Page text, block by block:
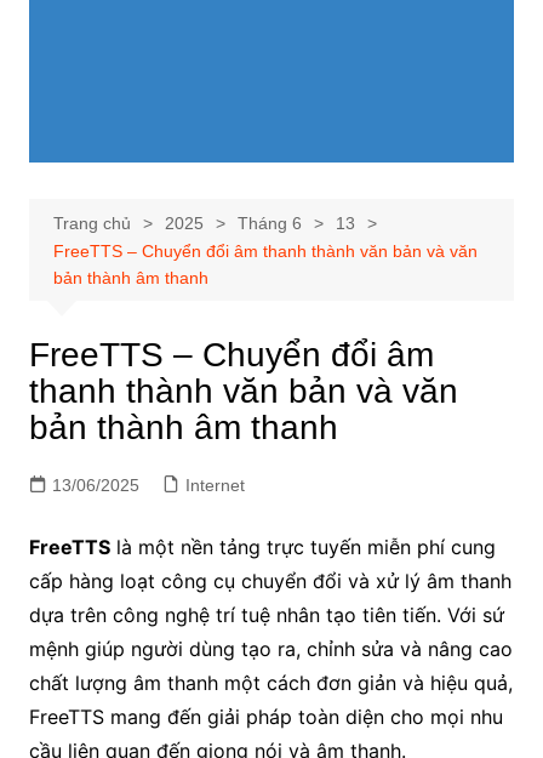
Trang chủ 2025 Tháng 6
13
FreeTTS – Chuyển đổi âm thanh thành văn bản và văn
bản thành âm thanh
FreeTTS – Chuyển đổi âm
thanh thành văn bản và văn
bản thành âm thanh
13/06/2025 Internet
FreeTTSlà một nền tảng trực tuyến miễn phí cung
cấp hàng loạt công cụ chuyển đổi và xử lý âm thanh
dựa trên công nghệ trí tuệ nhân tạo tiên tiến. Với sứ
mệnh giúp người dùng tạo ra, chỉnh sửa và nâng cao
chất lượng âm thanh một cách đơn giản và hiệu quả,
FreeTTS mang đến giải pháp toàn diện cho mọi nhu
cầu liên quan đến giọng nói và âm thanh.